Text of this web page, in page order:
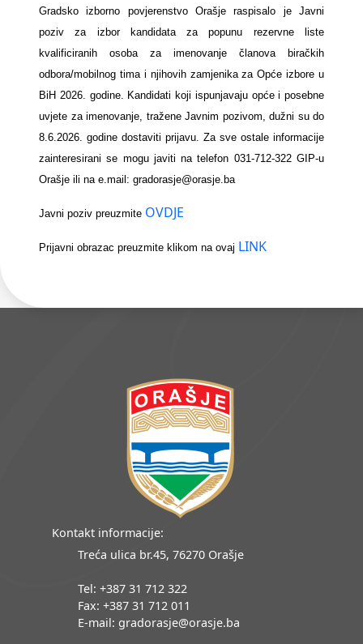
Gradsko izborno povjerenstvo Orašje raspisalo je Javni
poziv za izbor kandidata za popunu rezervne liste
kvalificiranih osoba za imenovanje članova biračkih
odbora/mobilnog tima i njihovih zamjenika za Opće izbore u
BiH 2026. godine. Kandidati koji ispunjavaju opće i posebne
uvjete za imenovanje, tražene Javnim pozivom, dužni su do
8.6.2026. godine dostaviti prijavu. Za sve ostale informacije
zainteresirani se mogu javiti na telefon 031-712-322 GIP-u
Orašje ili na e.mail: gradorasje@orasje.ba
Javni poziv preuzmite OVDJE
Prijavni obrazac preuzmite klikom na ovaj LINK
Kontakt informacije:
Treća ulica br.45, 76270 Orašje
Tel: +387 31 712 322
Fax: +387 31 712 011
E-mail: gradorasje@orasje.ba